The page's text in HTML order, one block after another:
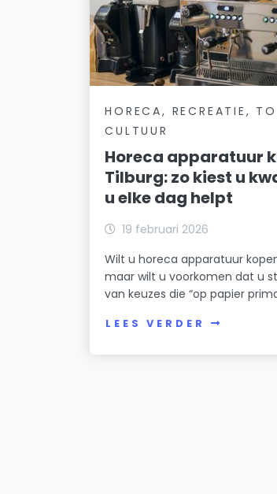
HORECA, RECREATIE,
CULTUUR
Horeca apparatuur
Tilburg: zo kiest u
u elke dag helpt
19 februari 2026
Wilt u horeca apparatuur
maar wilt u voorkomen dat u
van keuzes die “op papier
LEES VERDER